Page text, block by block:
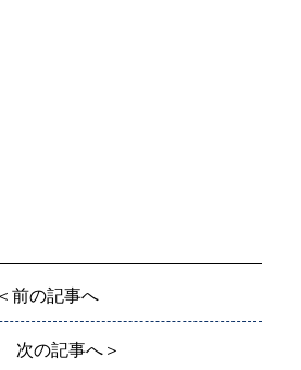
＜前の記事へ
次の記事へ＞